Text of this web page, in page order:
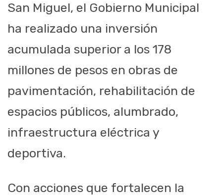
San Miguel, el Gobierno Municipal
ha realizado una inversión
acumulada superior a los 178
millones de pesos en obras de
pavimentación, rehabilitación de
espacios públicos, alumbrado,
infraestructura eléctrica y
deportiva.
Con acciones que fortalecen la